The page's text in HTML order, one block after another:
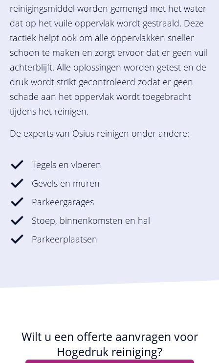
reinigingsmiddel worden gemengd met het water
dat op het vuile oppervlak wordt gestraald. Deze
tactiek helpt ook om alle oppervlakken sneller
schoon te maken en zorgt ervoor dat er geen vuil
achterblijft. Alle oplossingen worden getest en de
druk wordt strikt gecontroleerd zodat er geen
schade aan het oppervlak wordt toegebracht
tijdens het reinigen.
De experts van Osius reinigen onder andere:
Tegels en vloeren
Gevels en muren
Parkeergarages
Stoep, binnenkomsten en hal
Parkeerplaatsen
Wilt u een offerte aanvragen voor
Hogedruk reiniging?